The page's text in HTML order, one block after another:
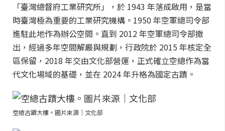
「臺灣總督府工業研究所」，於 1943 年落成啟用，是當
時臺灣極為重要的工業研究機構。1950 年空軍總司令部
進駐此地作為辦公空間。直到 2012 年空軍總司令部撤
出，經過多年空間解嚴與規劃，行政院於 2015 年核定全
區保留，2018 年交由文化部營運，正式確立空總作為當
代文化場域的基礎，並在 2024 年升格為國定古蹟。
空總古蹟大樓。圖片來源｜文化部